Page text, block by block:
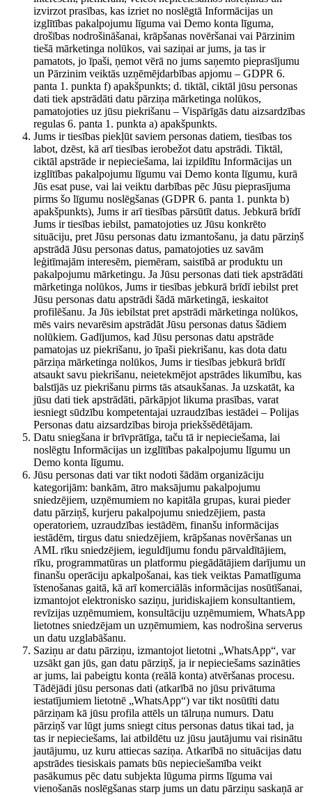
izvirzot prasības, kas izriet no noslēgtā Informācijas un
izglītības pakalpojumu līguma vai Demo konta līguma,
drošības nodrošināšanai, krāpšanas novēršanai vai Pārzinim
tiešā mārketinga nolūkos, vai saziņai ar jums, ja tas ir
pamatots, jo īpaši, ņemot vērā no jums saņemto pieprasījumu
un Pārzinim veiktās uzņēmējdarbības apjomu – GDPR 6.
panta 1. punkta f) apakšpunkts; d. tiktāl, ciktāl jūsu personas
dati tiek apstrādāti datu pārziņa mārketinga nolūkos,
pamatojoties uz jūsu piekrišanu – Vispārīgās datu aizsardzības
regulas 6. panta 1. punkta a) apakšpunkts.
Jums ir tiesības piekļūt saviem personas datiem, tiesības tos
labot, dzēst, kā arī tiesības ierobežot datu apstrādi. Tiktāl,
ciktāl apstrāde ir nepieciešama, lai izpildītu Informācijas un
izglītības pakalpojumu līgumu vai Demo konta līgumu, kurā
Jūs esat puse, vai lai veiktu darbības pēc Jūsu pieprasījuma
pirms šo līgumu noslēgšanas (GDPR 6. panta 1. punkta b)
apakšpunkts), Jums ir arī tiesības pārsūtīt datus. Jebkurā brīdī
Jums ir tiesības iebilst, pamatojoties uz Jūsu konkrēto
situāciju, pret Jūsu personas datu izmantošanu, ja datu pārziņš
apstrādā Jūsu personas datus, pamatojoties uz savām
leģitīmajām interesēm, piemēram, saistībā ar produktu un
pakalpojumu mārketingu. Ja Jūsu personas dati tiek apstrādāti
mārketinga nolūkos, Jums ir tiesības jebkurā brīdī iebilst pret
Jūsu personas datu apstrādi šādā mārketingā, ieskaitot
profilēšanu. Ja Jūs iebilstat pret apstrādi mārketinga nolūkos,
mēs vairs nevarēsim apstrādāt Jūsu personas datus šādiem
nolūkiem. Gadījumos, kad Jūsu personas datu apstrāde
pamatojas uz piekrišanu, jo īpaši piekrišanu, kas dota datu
pārziņa mārketinga nolūkos, Jums ir tiesības jebkurā brīdī
atsaukt savu piekrišanu, neietekmējot apstrādes likumību, kas
balstījās uz piekrišanu pirms tās atsaukšanas. Ja uzskatāt, ka
jūsu dati tiek apstrādāti, pārkāpjot likuma prasības, varat
iesniegt sūdzību kompetentajai uzraudzības iestādei – Polijas
Personas datu aizsardzības biroja priekšsēdētājam.
Datu sniegšana ir brīvprātīga, taču tā ir nepieciešama, lai
noslēgtu Informācijas un izglītības pakalpojumu līgumu un
Demo konta līgumu.
Jūsu personas dati var tikt nodoti šādām organizāciju
kategorijām: bankām, ātro maksājumu pakalpojumu
sniedzējiem, uzņēmumiem no kapitāla grupas, kurai pieder
datu pārziņš, kurjeru pakalpojumu sniedzējiem, pasta
operatoriem, uzraudzības iestādēm, finanšu informācijas
iestādēm, tirgus datu sniedzējiem, krāpšanas novēršanas un
AML rīku sniedzējiem, ieguldījumu fondu pārvaldītājiem,
rīku, programmatūras un platformu piegādātājiem darījumu un
finanšu operāciju apkalpošanai, kas tiek veiktas Pamatlīguma
īstenošanas gaitā, kā arī komerciālās informācijas nosūtīšanai,
izmantojot elektronisko saziņu, juridiskajiem konsultantiem,
revīzijas uzņēmumiem, konsultāciju uzņēmumiem, WhatsApp
lietotnes sniedzējam un uzņēmumiem, kas nodrošina serverus
un datu uzglabāšanu.
Saziņu ar datu pārziņu, izmantojot lietotni „WhatsApp“, var
uzsākt gan jūs, gan datu pārziņš, ja ir nepieciešams sazināties
ar jums, lai pabeigtu konta (reālā konta) atvēršanas procesu.
Tādējādi jūsu personas dati (atkarībā no jūsu privātuma
iestatījumiem lietotnē „WhatsApp“) var tikt nosūtīti datu
pārziņam kā jūsu profila attēls un tālruņa numurs. Datu
pārziņš var lūgt jums sniegt citus personas datus tikai tad, ja
tas ir nepieciešams, lai atbildētu uz jūsu jautājumu vai risinātu
jautājumu, uz kuru attiecas saziņa. Atkarībā no situācijas datu
apstrādes tiesiskais pamats būs nepieciešamība veikt
pasākumus pēc datu subjekta lūguma pirms līguma vai
vienošanās noslēgšanas starp jums un datu pārziņu saskaņā ar